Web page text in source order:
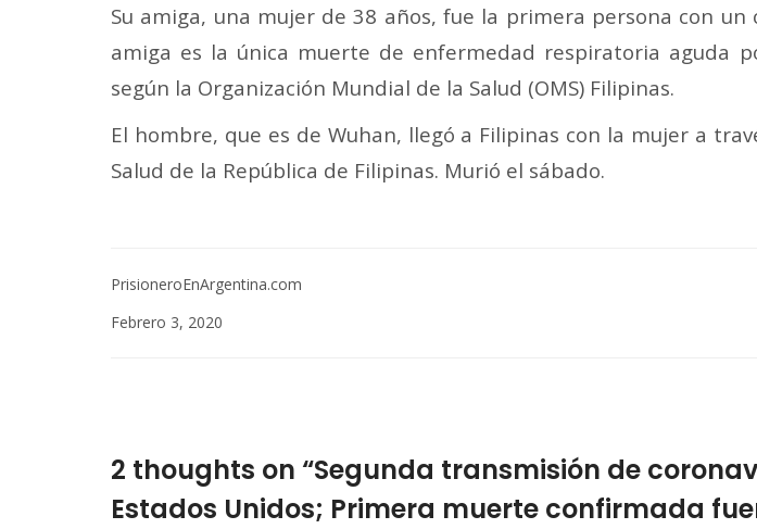
Su amiga, una mujer de 38 años, fue la primera persona con
amiga es la única muerte de enfermedad respiratoria aguda
según la Organización Mundial de la Salud (OMS) Filipinas.
El hombre, que es de Wuhan, llegó a Filipinas con la mujer a
Salud de la República de Filipinas. Murió el sábado.
PrisioneroEnArgentina.com
Febrero 3, 2020
2 thoughts on “Segunda transmisión de
Estados Unidos; Primera muerte confirmada